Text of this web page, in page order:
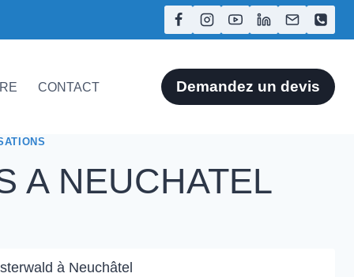
CONTACT Demandez un devis
A NEUCHATEL
à Neuchâtel